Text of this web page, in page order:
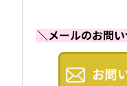
＼メールのお問
お問